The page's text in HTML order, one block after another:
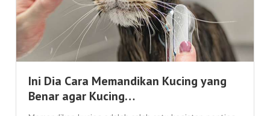
Ini Dia Cara Memandikan Kucing yang
Benar agar Kucing…